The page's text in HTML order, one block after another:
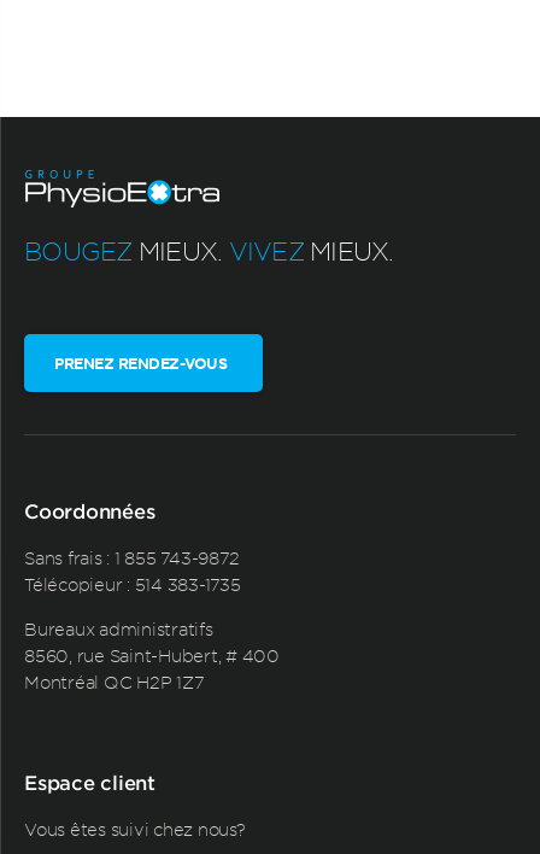
BOUGEZ MIEUX. VIVEZ MIEUX.
PRENEZ RENDEZ-VOUS
Coordonnées
Sans frais : 1 855 743-9872
Télécopieur : 514 383-1735
Bureaux administratifs
8560, rue Saint-Hubert, # 400
Montréal QC H2P 1Z7
Espace client
Vous êtes suivi chez nous?